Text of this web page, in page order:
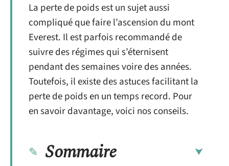
La perte de poidsest un sujet aussi
compliqué que faire l’ascension du mont
Everest. Il est parfois recommandé de
suivre des régimes qui s’éternisent
pendant des semaines voire des années.
Toutefois, il existe des astuces facilitant la
perte de poids en un temps record. Pour
en savoir davantage, voici nos conseils.
Sommaire